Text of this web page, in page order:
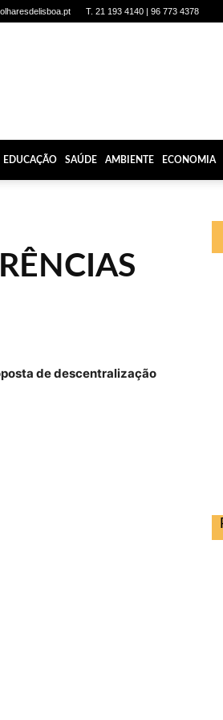
T. 21 193 4140 | 96 773 4378
EDUCAÇÃO SAÚDE AMBIENTE ECONOMIA
de descentralização